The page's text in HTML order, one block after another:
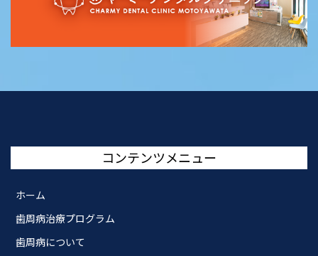
コンテンツメニュー
ホーム
歯周病治療プログラム
歯周病について